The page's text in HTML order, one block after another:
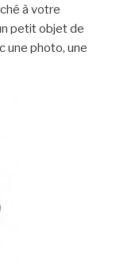
à votre
petit objet de
une photo, une